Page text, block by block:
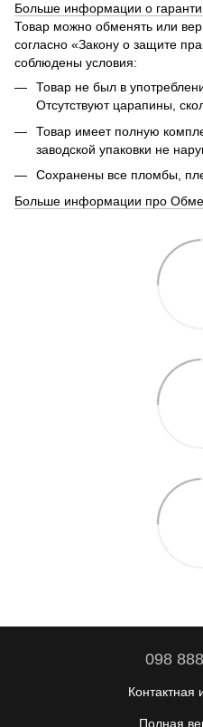
Больше информации о
Товар можно обменять или
согласно «Закону о защите
соблюдены условия:
Товар не был в
Отсутствуют царапины,
Товар имеет полную
заводской упаковки не
Сохранены все пломбы,
Больше информации про
098
Полная